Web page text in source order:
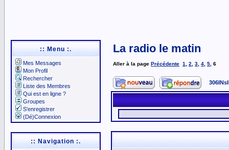
:: Menu :.
Mes Messages
Mon Profil
Rechercher
Liste des Membres
Qui est en ligne ?
Groupes
S'enregistrer
(Dé)Connexion
:: Navigation :.
La radio le matin
Aller à la page Précédente 1 2 3 4 5 6